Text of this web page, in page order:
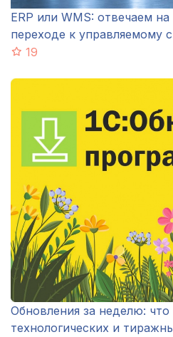
ERP или WMS: отвечаем
переходе к управляемому
19
Обновления за неделю: что
технологических и